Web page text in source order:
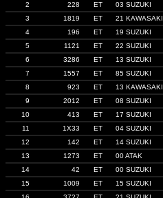
2
228 ET 03 SUZUKI
3
1819 ET 21 KAWASAKI
4
196 ET 19 SUZUKI
5
1121 ET 22 SUZUKI
6
3286 ET 13 SUZUKI
7
1557 ET 85 SUZUKI
8
923 ET 13 KAWASAKI
9
2012 ET 08 SUZUKI
10
413 ET 17 SUZUKI
11
1X33 ET 04 SUZUKI
12
142 ET 14 SUZUKI
13
1273 ET 00 ATAK
14
42 ET 00 SUZUKI
15
1009 ET 15 SUZUKI